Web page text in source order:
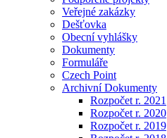
Veřejné zakázky
Dešťovka
Obecní vyhlášky
Dokumenty
Formuláře
Czech Point
Archivní Dokumenty
Rozpočet r. 2021
Rozpočet r. 2020
Rozpočet r. 2019